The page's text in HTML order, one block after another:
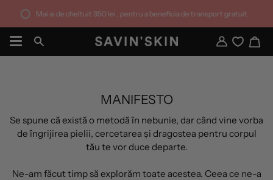
conținut
Mai ai de cheltuit350 lei, pentru a beneficia de transport gratuit.
Căutare
Contul
meu
MANIFESTO
Se spune că există o metodă în nebunie, dar când vine vorba
de îngrijirea pielii, cercetarea și dragostea pentru corpul
tău te vor duce departe.
Ne-am făcut timp să explorăm toate acestea. Ceea ce ne-a